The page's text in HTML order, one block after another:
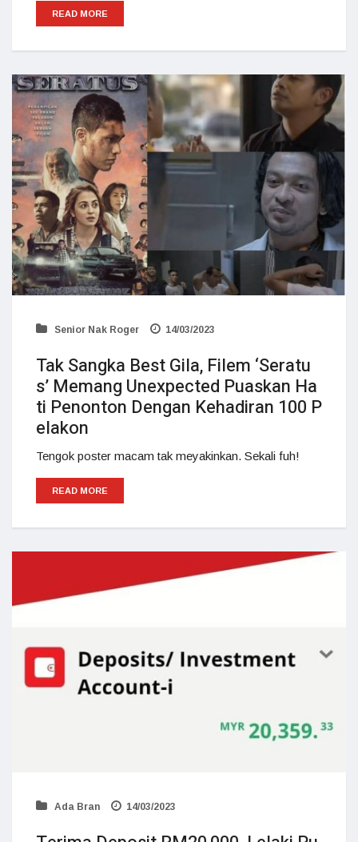
READ MORE
Senior Nak Roger 14/03/2023
Tak Sangka Best Gila, Filem ‘Seratu
s’ Memang Unexpected Puaskan Ha
ti Penonton Dengan Kehadiran 100 P
elakon
Tengok poster macam tak meyakinkan. Sekali fuh!
READ MORE
Ada Bran 14/03/2023